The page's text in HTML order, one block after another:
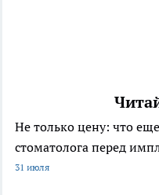
Не только цену: что
стоматолога перед
31 июля